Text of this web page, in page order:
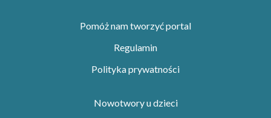
Pomóż nam tworzyć portal
Regulamin
Polityka prywatności
Nowotwory u dzieci